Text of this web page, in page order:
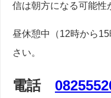
信は朝方になる可能性
昼休憩中（12時から
さい。
電話